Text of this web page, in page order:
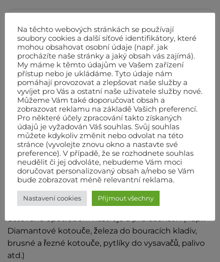
1-7. DEN 8-14. DEN 15 A VÍCE DNÍ KAUCE
350 Kč 315 Kč 298 Kč 15000 Kč
PODMÍNKY PRO PŮJČENÍ
Potřebné doklady:
Fyzické osoby: občanský průkaz + jiný osobní
doklad
Právnické osoby : stejné jako u fyzických osob +
kopie výpisu z obchodního rejstříku
Při zapůjčení je nutné složit kauci, která je po vrácení
vyplacena zpět. Cena půjčovného je za jeden
kalendářní den bez DPH. U některých strojů je zvlášť
Diamantové kotouče, železa do bouracích kladiv,
brusné a řezné kotouče, pytlíky do vysavačů, palivo
atd.)
Na těchto webových stránkách se používají
soubory cookies a další síťové identifikátory, které
mohou obsahovat osobní údaje (např. jak
procházíte naše stránky a jaký obsah vás zajímá).
My máme k těmto údajům ve Vašem zařízení
přístup nebo je ukládáme. Tyto údaje nám
pomáhají provozovat a zlepšovat naše služby a
vyvíjet pro Vás a ostatní naše uživatele služby nové.
Můžeme Vám také doporučovat obsah a
zobrazovat reklamu na základě Vašich preferencí.
Pro některé účely zpracování takto získaných
údajů je vyžadován Váš souhlas. Svůj souhlas
můžete kdykoliv změnit nebo odvolat na této
stránce (vyvolejte znovu okno a nastavte své
preference). V případě, že se rozhodnete souhlas
neudělit či jej odvoláte, nebudeme Vám moci
doručovat personalizovaný obsah a/nebo se Vám
bude zobrazovat méně relevantní reklama.
Nastavení cookies Přijmout všechny